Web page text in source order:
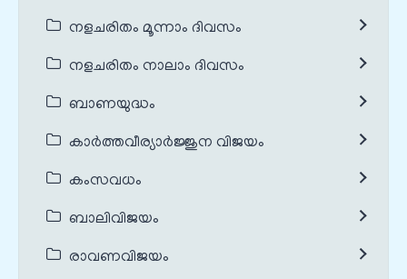
നളചരിതം മൂന്നാം ദിവസം
നളചരിതം നാലാം ദിവസം
ബാണയുദ്ധം
കാർത്തവീര്യാർജ്ജുന വിജയം
കംസവധം
ബാലിവിജയം
രാവണവിജയം